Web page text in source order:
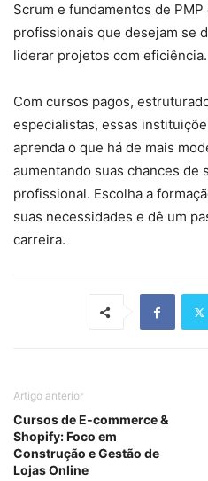
Scrum e fundamentos de
profissionais que desejam se
liderar projetos com eficiência.
Com cursos pagos,
especialistas, essas
aprenda o que há de mais
aumentando suas chances de
profissional. Escolha a
suas necessidades e dê um
carreira.
Artigo anterior
Cursos de E‑commerce &
Shopify: Foco em
Construção e Gestão de
Lojas Online